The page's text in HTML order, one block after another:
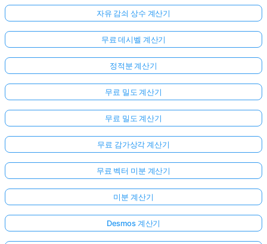
자유 감쇠 상수 계산기
무료 데시벨 계산기
정적분 계산기
무료 밀도 계산기
무료 밀도 계산기
무료 감가상각 계산기
무료 벡터 미분 계산기
미분 계산기
Desmos 계산기